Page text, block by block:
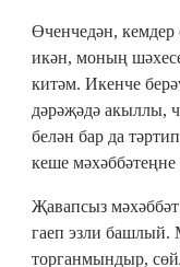
Өченчедән, кемдер
икән, моның
китәм. Икенче
дәрәҗәдә акыллы,
белән бар да
кеше
Җавапсыз мәхәббәт
гаеп эзли башлый.
торганмындыр,